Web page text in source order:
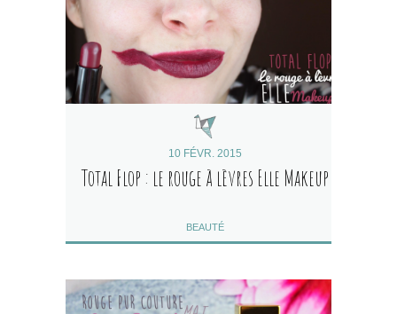
10 FÉVR. 2015
Total Flop : le rouge à lèvres Elle Makeup
BEAUTÉ